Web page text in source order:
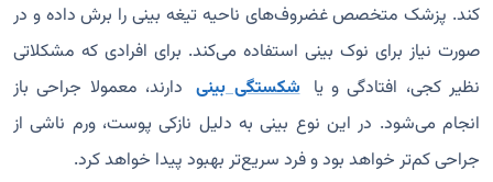
کند. پزشک متخصص غضروف‌های ناحیه تیغه بینی را برش داده و در
صورت نیاز برای نوک بینی استفاده می‌کند. برای افرادی که مشکلاتی
نظیر کجی، افتادگی و یا شکستگی بینی دارند، معمولا جراحی باز
انجام می‌شود. در این نوع بینی به دلیل نازکی پوست، ورم ناشی از
جراحی کم‌تر خواهد بود و فرد سریع‌تر بهبود پیدا خواهد کرد.